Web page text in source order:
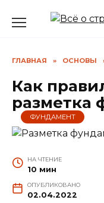
ГЛАВНАЯ » ОСНОВЫ
Как
разметка
ФУНДАМЕНТ
НА ЧТЕНИЕ
10 мин
ОПУБЛИКОВАНО
02.04.2022